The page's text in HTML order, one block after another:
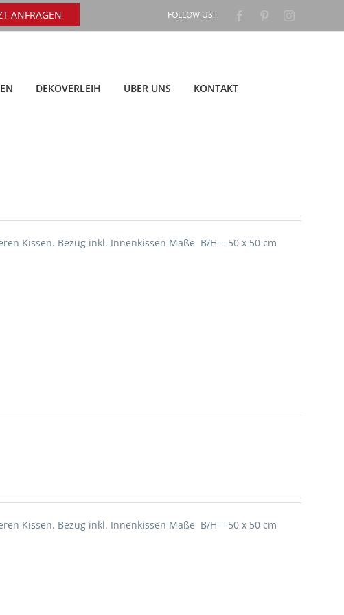
ANFRAGEN FOLLOW US: FacebookPinterestInstagram
DEKOVERLEIH ÜBER UNS KONTAKT
Kissen. Bezug inkl. Innenkissen Maße B/H = 50 x 50 cm
Kissen. Bezug inkl. Innenkissen Maße B/H = 50 x 50 cm